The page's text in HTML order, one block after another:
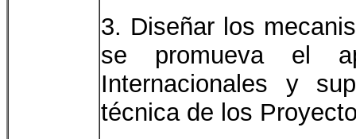
3. Diseñar los
se promueva el
Internacionales y
técnica de los